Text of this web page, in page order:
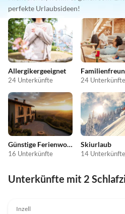
perfekte Urlaubsideen!
Allergikergeeignet
24 Unterkünfte 24 Unterkünfte
Günstige Ferienwohnungen
16 Unterkünfte
Skiurlaub
14 Unterkünfte
Unterkünfte mit 2
Inzell